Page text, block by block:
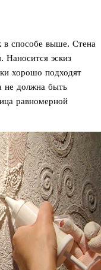
в способе выше. Стена
Наносится эскиз
хорошо подходят
не должна быть
равномерной